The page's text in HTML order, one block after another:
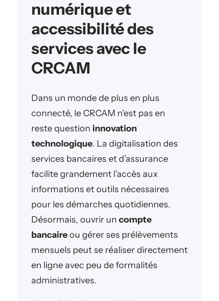
numérique et
accessibilité des
services avec le
CRCAM
Dans un monde de plus en plus
connecté, le CRCAM n’est pas en
reste question innovation
technologique. La digitalisation des
services bancaires et d’assurance
facilite grandement l’accès aux
informations et outils nécessaires
pour les démarches quotidiennes.
Désormais, ouvrir un compte
bancaireou gérer ses prélèvements
mensuels peut se réaliser directement
en ligne avec peu de formalités
administratives.